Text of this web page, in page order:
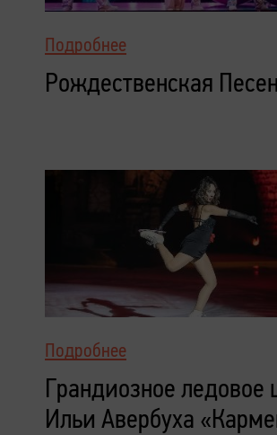
Подробнее
Рождественская
Подробнее
Грандиозное ледовое
Ильи Авербуха